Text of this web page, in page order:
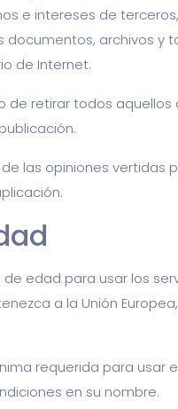
e intereses de
documentos, archivos
de Internet.
de retirar todos
de las opiniones
edad para usar los
a la Unión
requerida para usar
en su nombre.